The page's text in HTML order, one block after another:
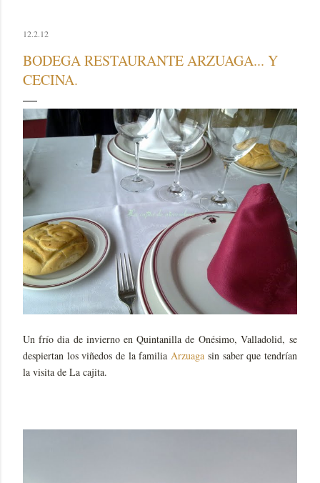
12.2.12
BODEGA RESTAURANTE ARZUAGA... Y
CECINA.
Un frío dia de invierno en Quintanilla de Onésimo, Valladolid, se
despiertan los viñedos de la familiaArzuaga sin saber que tendrían
la visita de La cajita.